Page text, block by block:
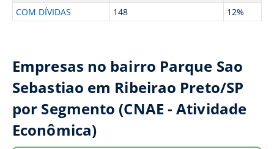
COM DÍVIDAS
148 12%
Empresas no bairro Parque Sao
Sebastiao em Ribeirao Preto/SP
por Segmento (CNAE - Atividade
Econômica)